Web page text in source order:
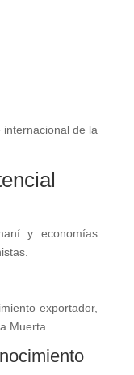
de la
y economías
exportador,
Muerta.